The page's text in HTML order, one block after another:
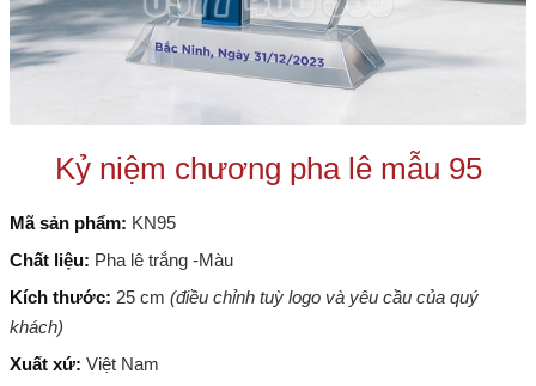
Kỷ niệm chương pha lê mẫu 95
Mã sản phẩm: KN95
Chất liệu: Pha lê trắng -Màu
Kích thước: 25 cm (điều chỉnh tuỳ logo và yêu cầu của quý
khách)
Xuất xứ: Việt Nam